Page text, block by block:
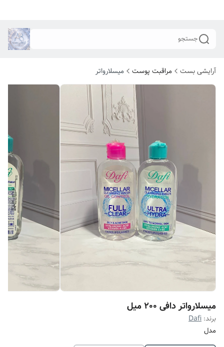
جستجو
آرایشی بست مراقبت پوست میسلارواتر
میسلارواتر دافی 200 میل
برند: Dafi
مدل